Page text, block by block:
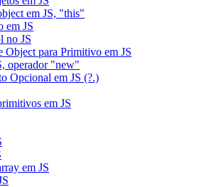
em JS, "this"
em JS
no JS
Object para Primitivo em JS
operador "new"
Opcional em JS (?.)
em JS
em JS